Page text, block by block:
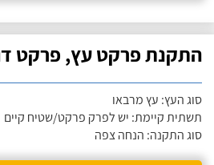
התקנת פרקט עץ, פרקט
סוג העץ: עץ מרבאו
תשתית קיימת: יש לפרק פרקט/שטיח קיים
סוג התקנה: הנחה צפה